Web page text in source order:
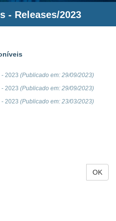
- Releases/2023
2023 (Publicado em: 29/09/2023)
2023 (Publicado em: 29/09/2023)
2023 (Publicado em: 23/03/2023)
OK